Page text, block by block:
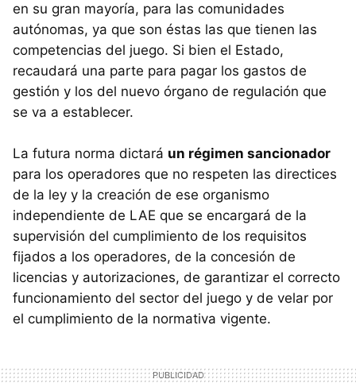
en su gran mayoría, para las comunidades
autónomas, ya que son éstas las que tienen las
competencias del juego. Si bien el Estado,
recaudará una parte para pagar los gastos de
gestión y los del nuevo órgano de regulación que
se va a establecer.
La futura norma dictará un régimen sancionador
para los operadores que no respeten las directices
de la ley y la creación de ese organismo
independiente de LAE que se encargará de la
supervisión del cumplimiento de los requisitos
fijados a los operadores, de la concesión de
licencias y autorizaciones, de garantizar el correcto
funcionamiento del sector del juego y de velar por
el cumplimiento de la normativa vigente.